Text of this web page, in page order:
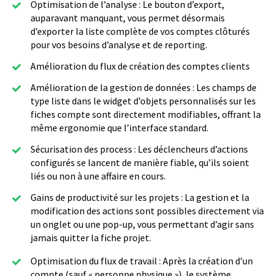
Optimisation de l’analyse : Le bouton d’export,
auparavant manquant, vous permet désormais
d’exporter la liste complète de vos comptes clôturés
pour vos besoins d’analyse et de reporting.
Amélioration du flux de création des comptes clients
Amélioration de la gestion de données : Les champs de
type liste dans le widget d’objets personnalisés sur les
fiches compte sont directement modifiables, offrant la
même ergonomie que l’interface standard.
Sécurisation des process : Les déclencheurs d’actions
configurés se lancent de manière fiable, qu’ils soient
liés ou non à une affaire en cours.
Gains de productivité sur les projets : La gestion et la
modification des actions sont possibles directement via
un onglet ou une pop-up, vous permettant d’agir sans
jamais quitter la fiche projet.
Optimisation du flux de travail : Après la création d’un